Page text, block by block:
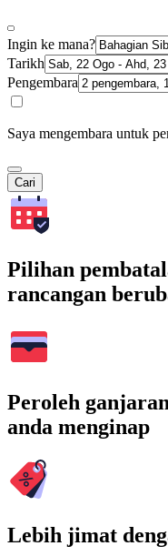
Ingin ke mana?
Tarikh
Pengembara
Saya mengembara untuk
Cari
Pilihan
rancangan
Peroleh
anda menginap
Lebih jimat